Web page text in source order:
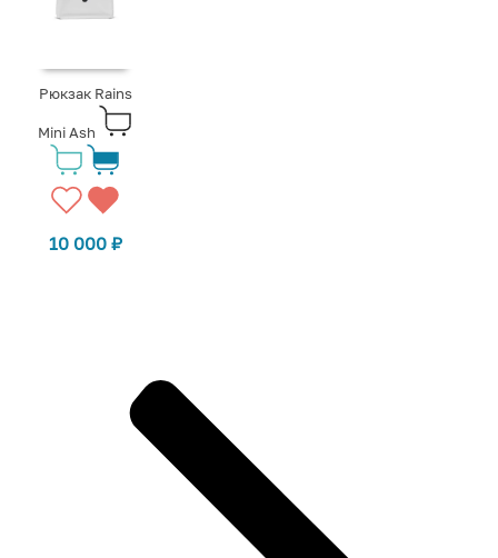
Рюкзак Rains
Mini Ash
10 000 ₽